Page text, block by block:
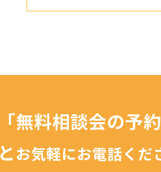
「無料相談会の予
とお気軽にお電話くだ